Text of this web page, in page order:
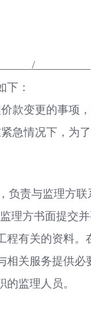
/
下：
款变更的事项
急情况下，为
负责与监理方联
理方书面提交
程有关的资料
关服务提供必
监理人员。